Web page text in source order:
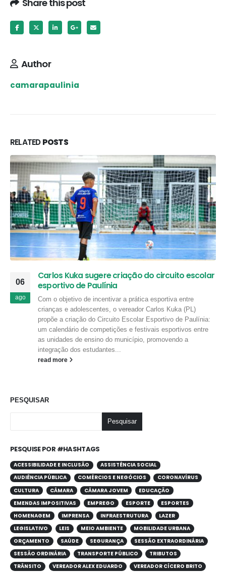
Share this post
Author
camarapaulinia
RELATEDPOSTS
06
ago
Carlos Kuka sugere criação do circuito escolar
esportivo de Paulínia
Com o objetivo de incentivar a prática esportiva entre
crianças e adolescentes, o vereador Carlos Kuka (PL)
propõe a criação do Circuito Escolar Esportivo de Paulínia:
um calendário de competições e festivais esportivos entre
as unidades de ensino do município, promovendo a
integração dos estudantes...
read more
PESQUISAR
Pesquisar
PESQUISE POR #HASHTAGS
ACESSIBILIDADE E INCLUSÃO
ASSISTÊNCIA SOCIAL
AUDIÊNCIA PÚBLICA
COMÉRCIOS E NEGÓCIOS
CORONAVÍRUS
CULTURA
CÂMARA CÂMARA JOVEM
EDUCAÇÃO
EMENDAS IMPOSITIVAS
EMPREGO ESPORTE
ESPORTES
HOMENAGEM
IMPRENSA INFRAESTRUTURA
LAZER
LEGISLATIVO
LEIS MEIO AMBIENTE
MOBILIDADE URBANA
ORÇAMENTO
SAÚDE SEGURANÇA
SESSÃO EXTRAORDINÁRIA
SESSÃO ORDINÁRIA
TRANSPORTE PÚBLICO
TRIBUTOS
TRÂNSITO
VEREADOR ALEX EDUARDO
VEREADOR CÍCERO BRITO